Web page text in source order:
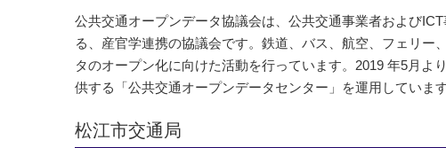
公共交通オープンデータ協議会は、公共交通事業者および
る、産官学連携の協議会です。鉄道、バス、航空、フェリー
タのオープン化に向けた活動を行っています。2019 年5月よ
供する「公共交通オープンデータセンター」を運用しています
松江市交通局